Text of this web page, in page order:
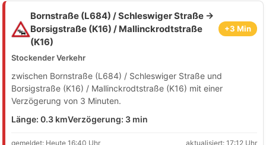
Bornstraße (L684) / Schleswiger Straße →
Borsigstraße (K16) / Mallinckrodtstraße
(K16)
+3 Min
Stockender Verkehr
zwischen Bornstraße (L684) / Schleswiger Straße und
Borsigstraße (K16) / Mallinckrodtstraße (K16) mit einer
Verzögerung von 3 Minuten.
Länge: 0.3 kmVerzögerung: 3 min
gemeldet: Heute 16:40 Uhr aktualisiert: 17:12 Uhr